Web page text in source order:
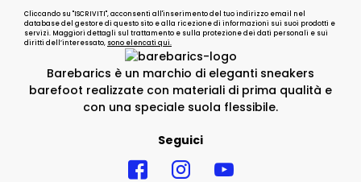
Barebarics è un marchio di eleganti sneakers
barefoot realizzate con materiali di prima qualità e
con una speciale suola flessibile.
Seguici
Cliccando su "ISCRIVITI", acconsenti all'inserimento del tuo indirizzo email nel
database del gestore di questo sito e alla ricezione di informazioni sui suoi prodotti e
servizi. Maggiori dettagli sul trattamento e sulla protezione dei dati personali e sui
diritti dell’interessato, sono elencati qui.